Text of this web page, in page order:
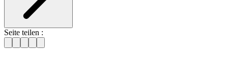
Seite teilen :